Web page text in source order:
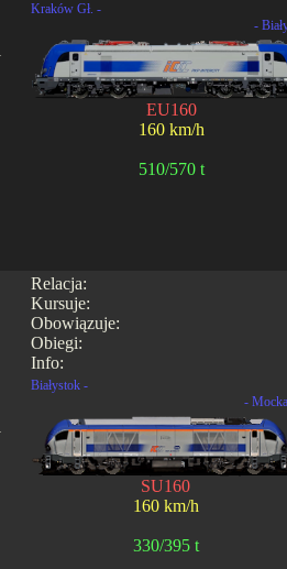
Kraków Gł. -
-
EU160
160 km/h
510/570 t
Relacja:
Kursuje:
Obowiązuje:
Obiegi:
Info:
Białystok -
-
SU160
160 km/h
330/395 t